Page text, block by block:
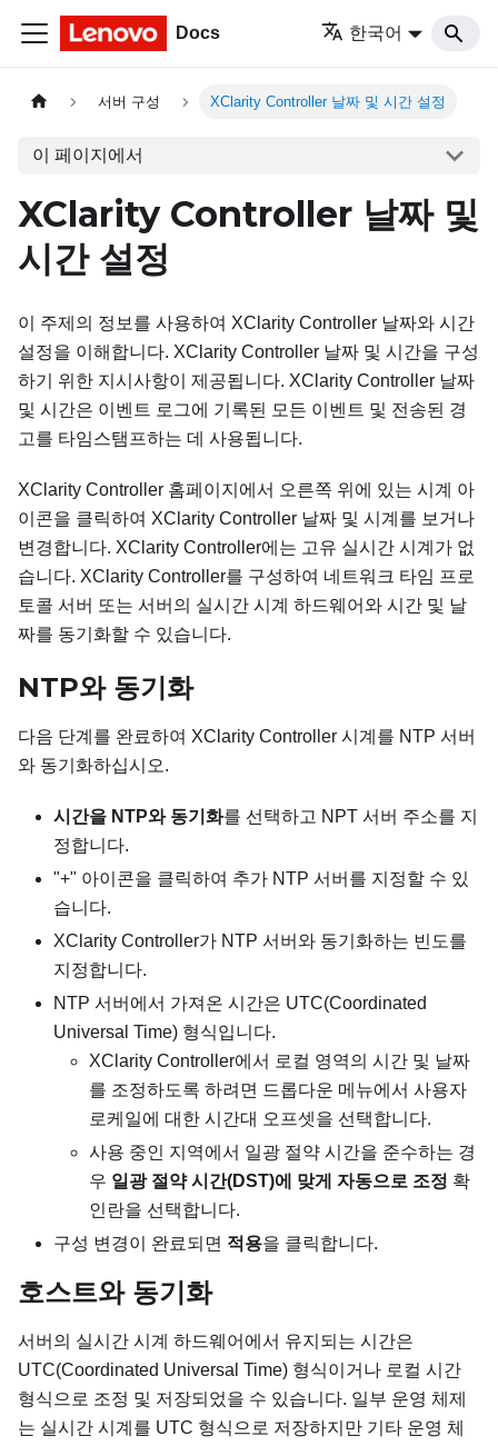
Docs 한국어
서버 구성 XClarity Controller 날짜 및 시간 설정
이 페이지에서
XClarity Controller 날짜 및
시간 설정
이 주제의 정보를 사용하여 XClarity Controller 날짜와 시간
설정을 이해합니다. XClarity Controller 날짜 및 시간을 구성
하기 위한 지시사항이 제공됩니다. XClarity Controller 날짜
및 시간은 이벤트 로그에 기록된 모든 이벤트 및 전송된 경
고를 타임스탬프하는 데 사용됩니다.
XClarity Controller 홈페이지에서 오른쪽 위에 있는 시계 아
이콘을 클릭하여 XClarity Controller 날짜 및 시계를 보거나
변경합니다. XClarity Controller에는 고유 실시간 시계가 없
습니다. XClarity Controller를 구성하여 네트워크 타임 프로
토콜 서버 또는 서버의 실시간 시계 하드웨어와 시간 및 날
짜를 동기화할 수 있습니다.
NTP와 동기화
다음 단계를 완료하여 XClarity Controller 시계를 NTP 서버
와 동기화하십시오.
시간을 NTP와 동기화를 선택하고 NPT 서버 주소를 지
정합니다.
"+" 아이콘을 클릭하여 추가 NTP 서버를 지정할 수 있
습니다.
XClarity Controller가 NTP 서버와 동기화하는 빈도를
지정합니다.
NTP 서버에서 가져온 시간은 UTC(Coordinated
Universal Time) 형식입니다.
XClarity Controller에서 로컬 영역의 시간 및 날짜
를 조정하도록 하려면 드롭다운 메뉴에서 사용자
로케일에 대한 시간대 오프셋을 선택합니다.
사용 중인 지역에서 일광 절약 시간을 준수하는 경
우 일광 절약 시간(DST)에 맞게 자동으로 조정 확
인란을 선택합니다.
구성 변경이 완료되면 적용을 클릭합니다.
호스트와 동기화
서버의 실시간 시계 하드웨어에서 유지되는 시간은
UTC(Coordinated Universal Time) 형식이거나 로컬 시간
형식으로 조정 및 저장되었을 수 있습니다. 일부 운영 체제
는 실시간 시계를 UTC 형식으로 저장하지만 기타 운영 체